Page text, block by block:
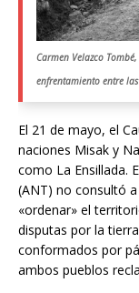
Carmen Velazco
enfrentamiento entre
El 21 de mayo, el
naciones Misak y
como La Ensillada.
(ANT) no consultó
«ordenar» el
disputas por la
conformados por
ambos pueblos